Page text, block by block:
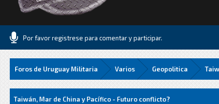
Por favor registrese para comentar y participar.
Foros de Uruguay Militaria Varios Geopolitica
Taiwán, Mar de China y Pacífico - Futuro conflicto?